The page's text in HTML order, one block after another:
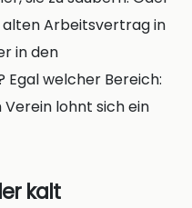
alten Arbeitsvertrag in
in den
welcher Bereich:
lohnt sich ein
kalt